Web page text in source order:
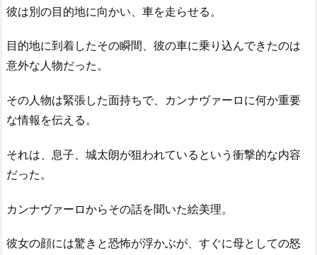
彼は別の目的地に向かい、車を走らせる。
目的地に到着したその瞬間、彼の車に乗り込んできたのは
意外な人物だった。
その人物は緊張した面持ちで、カンナヴァーロに何か重要
な情報を伝える。
それは、息子、城太朗が狙われているという衝撃的な内容
だった。
カンナヴァーロからその話を聞いた絵美理。
彼女の顔には驚きと恐怖が浮かぶが、すぐに母としての怒